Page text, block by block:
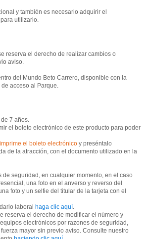
y también es necesario adquirir el
para utilizarlo.
reserva el derecho de realizar cambios o
aviso.
del Mundo Beto Carrero, disponible con la
acceso al Parque.
el boleto electrónico de este producto para poder
imprime el boleto electrónico y preséntalo
de la atracción, con el documento utilizado en la
de seguridad, en cualquier momento, en el caso
una foto en el anverso y reverso del
foto y un selfie del titular de la tarjeta con el
laboral haga clic aquí.
reserva el derecho de modificar el número y
electrónicos por razones de seguridad,
mayor sin previo aviso. Consulte nuestro